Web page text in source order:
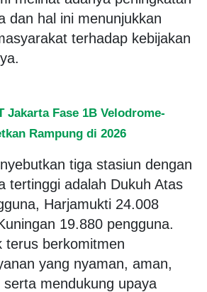
dan hal ini menunjukkan
terhadap kebijakan
Jakarta Fase 1B Velodrome-
Rampung di 2026
tiga stasiun dengan
tertinggi adalah Dukuh Atas
Harjamukti 24.008
19.880 pengguna.
terus berkomitmen
yang nyaman, aman,
mendukung upaya